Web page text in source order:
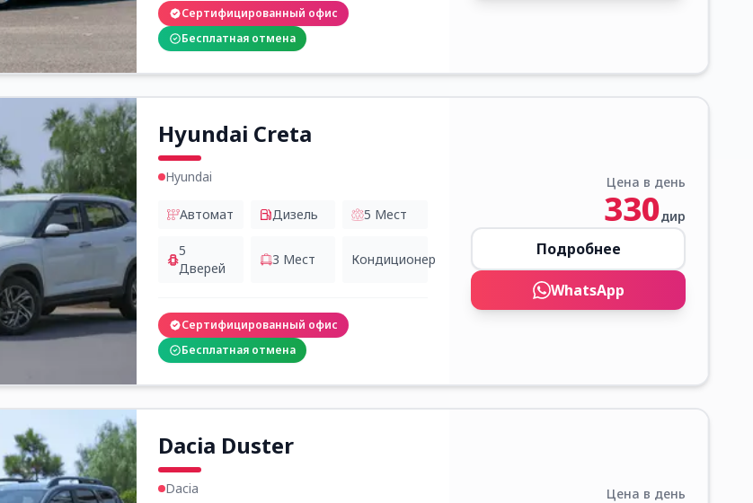
Сертифицированный офис
Бесплатная отмена
Hyundai Creta
Hyundai
Автомат Дизель 5 Мест
5
Дверей
3 Мест Кондиционер
Сертифицированный офис
Бесплатная отмена
Цена в день
330дир
Подробнее
WhatsApp
Dacia Duster
Dacia Цена в день